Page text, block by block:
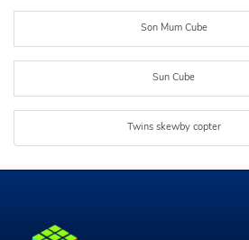
Son Mum Cube
Sun Cube
Twins skewby copter